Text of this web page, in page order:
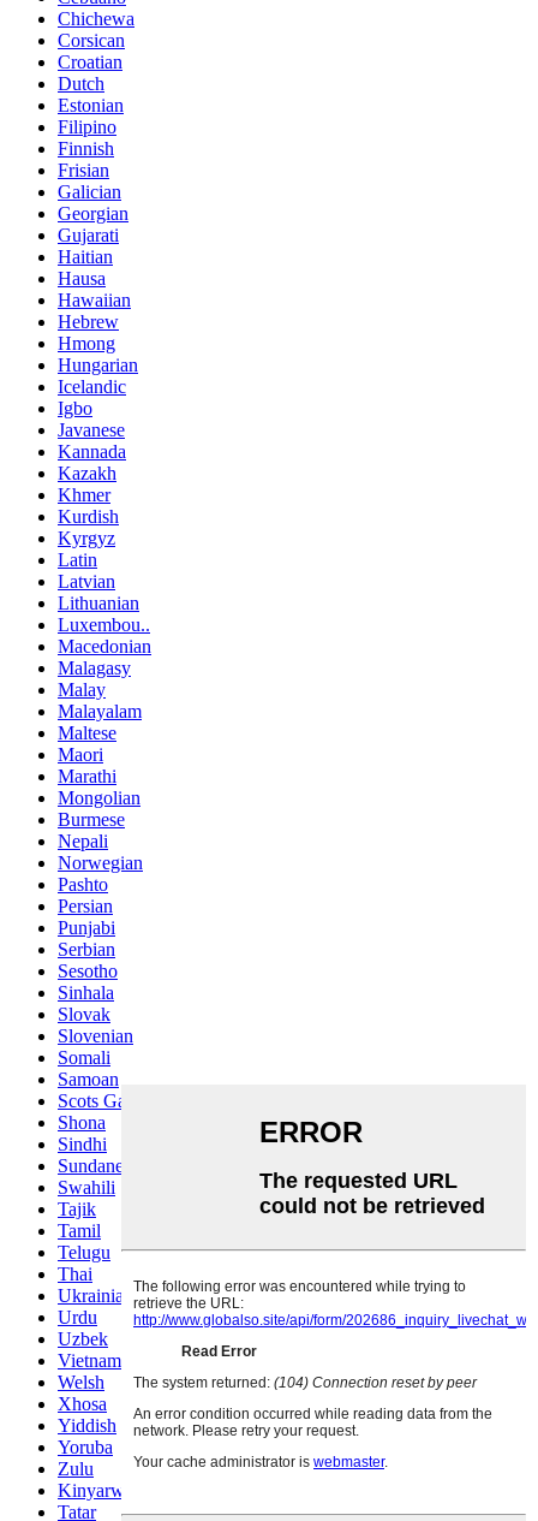
Chichewa
Corsican
Croatian
Dutch
Estonian
Filipino
Finnish
Frisian
Galician
Georgian
Gujarati
Haitian
Hausa
Hawaiian
Hebrew
Hmong
Hungarian
Icelandic
Igbo
Javanese
Kannada
Kazakh
Khmer
Kurdish
Kyrgyz
Latin
Latvian
Lithuanian
Luxembou..
Macedonian
Malagasy
Malay
Malayalam
Maltese
Maori
Marathi
Mongolian
Burmese
Nepali
Norwegian
Pashto
Persian
Punjabi
Serbian
Sesotho
Sinhala
Slovak
Slovenian
Somali
Samoan
Scots Gaelic
Shona
Sindhi
Sundanese
Swahili
Tajik
Tamil
Telugu
Thai
Ukrainian
Urdu
Uzbek
Vietnamese
Welsh
Xhosa
Yiddish
Yoruba
Zulu
Kinyarwanda
Tatar